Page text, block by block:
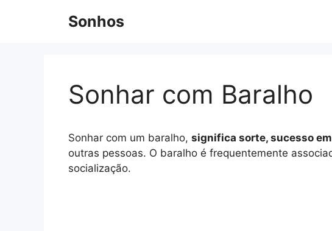
Sonhos
Sonhar com Baralho
Sonhar com um baralho, significa sorte, sucesso
outras pessoas. O baralho é frequentemente
socialização.